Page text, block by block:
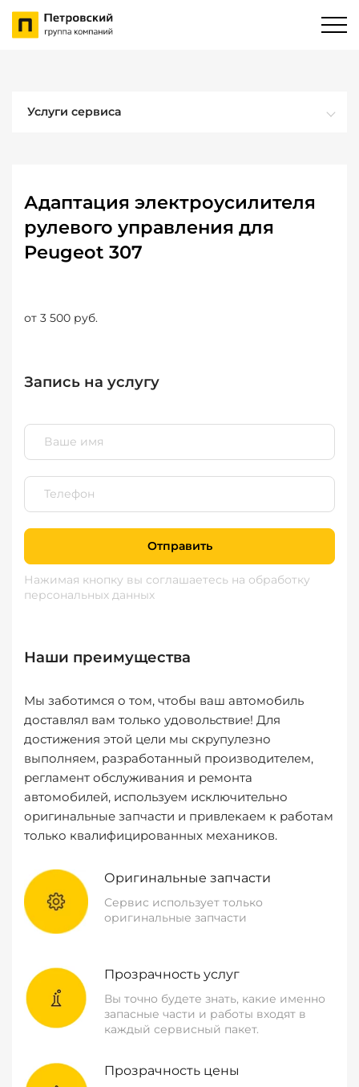
Услуги сервиса
Адаптация электроусилителя
рулевого управления для
Peugeot 307
от 3 500 руб.
Запись на услугу
Отправить
Нажимая кнопку вы соглашаетесь на обработку
персональных данных
Наши преимущества
Мы заботимся о том, чтобы ваш автомобиль
доставлял вам только удовольствие! Для
достижения этой цели мы скрупулезно
выполняем, разработанный производителем,
регламент обслуживания и ремонта
автомобилей, используем исключительно
оригинальные запчасти и привлекаем к работам
только квалифицированных механиков.
Оригинальные запчасти
Сервис использует только
оригинальные запчасти
Прозрачность услуг
Вы точно будете знать, какие именно
запасные части и работы входят в
каждый сервисный пакет.
Прозрачность цены